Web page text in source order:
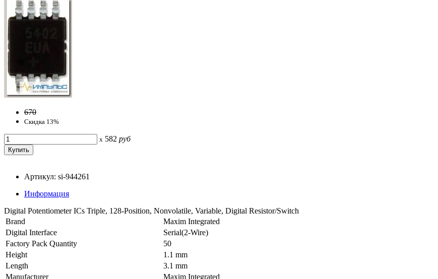
670
Скидка 13%
x 582 руб
Артикул: si-944261
Информация
Digital Potentiometer ICs Triple, 128-Position, Nonvolatile, Variable, Digital Resistor/Switch
Brand
Maxim Integrated
Digital Interface
Serial(2-Wire)
Factory Pack Quantity
50
Height
1.1 mm
Length
3.1 mm
Manufacturer
Maxim Integrated